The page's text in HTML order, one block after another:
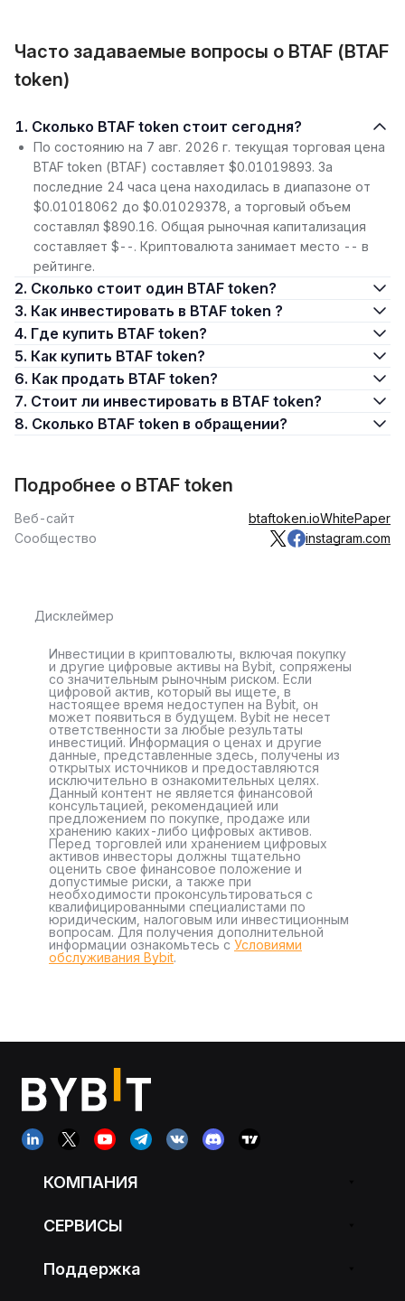
Часто задаваемые вопросы о BTAF (BTAF
token)
1. Сколько BTAF token стоит сегодня?
По состоянию на 7 авг. 2026 г. текущая торговая цена
BTAF token (BTAF) составляет $0.01019893. За
последние 24 часа цена находилась в диапазоне от
$0.01018062 до $0.01029378, а торговый объем
составлял $890.16. Общая рыночная капитализация
составляет $--. Криптовалюта занимает место -- в
рейтинге.
2. Сколько стоит один BTAF token?
3. Как инвестировать в BTAF token ?
4. Где купить BTAF token?
5. Как купить BTAF token?
6. Как продать BTAF token?
7. Стоит ли инвестировать в BTAF token?
8. Сколько BTAF token в обращении?
Подробнее о BTAF token
Веб-сайт btaftoken.ioWhitePaper
Сообщество
instagram.com
Дисклеймер
Инвестиции в криптовалюты, включая покупку
и другие цифровые активы на Bybit, сопряжены
со значительным рыночным риском. Если
цифровой актив, который вы ищете, в
настоящее время недоступен на Bybit, он
может появиться в будущем. Bybit не несет
ответственности за любые результаты
инвестиций. Информация о ценах и другие
данные, представленные здесь, получены из
открытых источников и предоставляются
исключительно в ознакомительных целях.
Данный контент не является финансовой
консультацией, рекомендацией или
предложением по покупке, продаже или
хранению каких-либо цифровых активов.
Перед торговлей или хранением цифровых
активов инвесторы должны тщательно
оценить свое финансовое положение и
допустимые риски, а также при
необходимости проконсультироваться с
квалифицированными специалистами по
юридическим, налоговым или инвестиционным
вопросам. Для получения дополнительной
информации ознакомьтесь с Условиями
обслуживания Bybit.
КОМПАНИЯ
СЕРВИСЫ
Поддержка